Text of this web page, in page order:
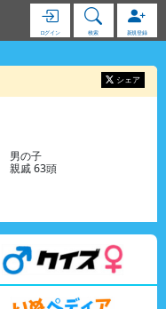
ログイン 検索 新規登録
シェア
男の子
親戚 63頭